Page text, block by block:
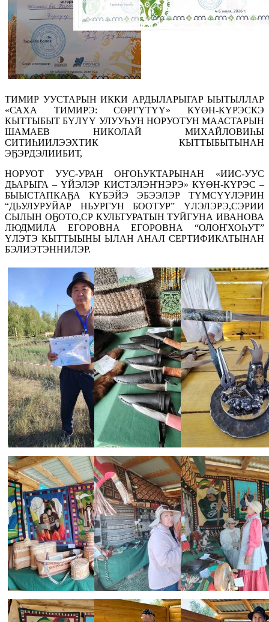
ТИМИР УУСТАРЫН ИККИ АРДЫЛАРЫГАР ЫЫТЫЛЛАР
«САХА ТИМИРЭ: СӨРГҮТҮҮ» КҮӨН-КҮРЭСКЭ
КЫТТЫБЫТ БҮЛҮҮ УЛУУҺУН НОРУОТУН МААСТАРЫН
ШАМАЕВ НИКОЛАЙ МИХАЙЛОВИҺЫ
СИТИҺИИЛЭЭХТИК КЫТТЫБЫТЫНАН
ЭҔЭРДЭЛИИБИТ,
НОРУОТ УУС-УРАН ОҤОҺУКТАРЫНАН «ИИС-УУС
ДЬАРЫГА – ҮЙЭЛЭР КИСТЭЛЭҤНЭРЭ» КҮӨН-КҮРЭС –
БЫЫСТАПКАҔА КҮБЭЙЭ ЭБЭЭЛЭР ТҮМСҮҮЛЭРИН
“ДЬУЛУРУЙАР НЬУРГУН БООТУР” ҮЛЭЛЭРЭ,СЭРИИ
СЫЛЫН ОҔОТО,СР КУЛЬТУРАТЫН ТУЙГУНА ИВАНОВА
ЛЮДМИЛА ЕГОРОВНА ЕГОРОВНА “ОЛОҤХОҺУТ”
ҮЛЭТЭ КЫТТЫЫНЫ ЫЛАН АНАЛ СЕРТИФИКАТЫНАН
БЭЛИЭТЭННИЛЭР.